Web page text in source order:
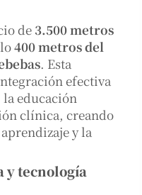
de3.500 metros
400 metros del
. Esta
efectiva
educación
clínica, creando
y la
y tecnología